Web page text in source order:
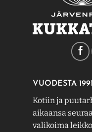
VUODESTA 1991
Kotiin ja
aikaansa
valikoima